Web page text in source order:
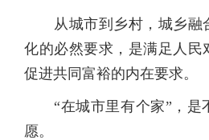
从城市到乡村，城乡融
化的必然要求，是满足人民
促进共同富裕的内在要求。
“在城市里有个家”，是
愿。